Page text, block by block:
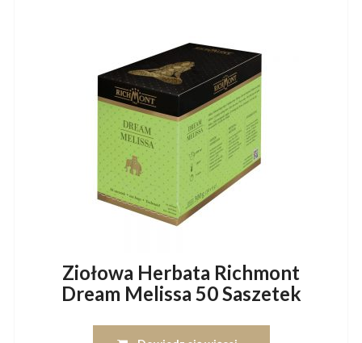
Ziołowa Herbata Richmont
Dream Melissa 50 Saszetek